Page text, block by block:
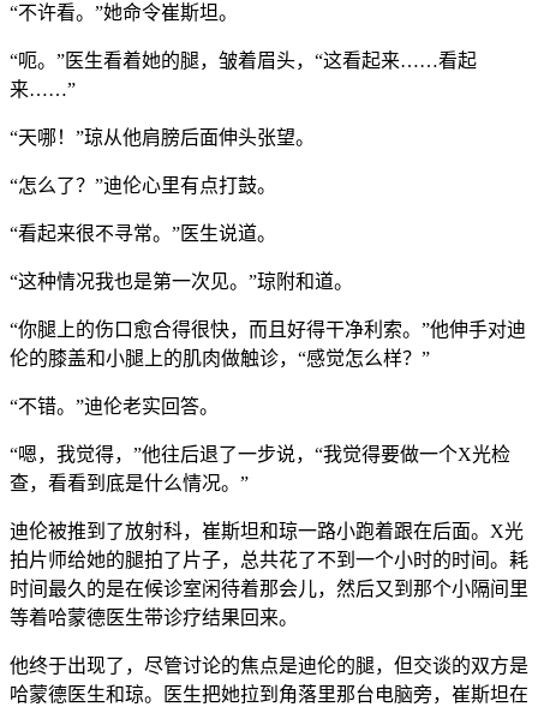
“不许看。”她命令崔斯坦。
“呃。”医生看着她的腿，皱着眉头，“这看起来……看起
来……”
“天哪！”琼从他肩膀后面伸头张望。
“怎么了？”迪伦心里有点打鼓。
“看起来很不寻常。”医生说道。
“这种情况我也是第一次见。”琼附和道。
“你腿上的伤口愈合得很快，而且好得干净利索。”他伸手对迪
伦的膝盖和小腿上的肌肉做触诊，“感觉怎么样？”
“不错。”迪伦老实回答。
“嗯，我觉得，”他往后退了一步说，“我觉得要做一个X光检
查，看看到底是什么情况。”
迪伦被推到了放射科，崔斯坦和琼一路小跑着跟在后面。X光
拍片师给她的腿拍了片子，总共花了不到一个小时的时间。耗
时间最久的是在候诊室闲待着那会儿，然后又到那个小隔间里
等着哈蒙德医生带诊疗结果回来。
他终于出现了，尽管讨论的焦点是迪伦的腿，但交谈的双方是
哈蒙德医生和琼。医生把她拉到角落里那台电脑旁，崔斯坦在